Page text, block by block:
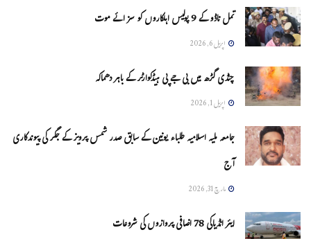
تمل ناڈو کے 9 پولیس اہلکاروں کو سزائے موت
اپریل 6, 2026
چنڈی گڑھ میں بی جے پی ہیڈکوارٹر کے باہر دھماکہ
اپریل 1, 2026
جامعہ ملیہ اسلامیہ طلباء یونین کے سابق صدر شمس پرویز کے جگر کی پیوندکاری
آج
مارچ 31, 2026
ایئر انڈیاکی 78 اضافی پروازوں کی شروعات